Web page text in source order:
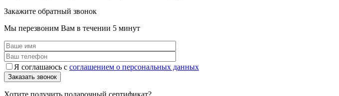
Закажите обратный звонок
Мы перезвоним Вам в течении 5 минут
Я соглашаюсь с соглашением о персональных данных
Хотите получить подарочный сертификат?